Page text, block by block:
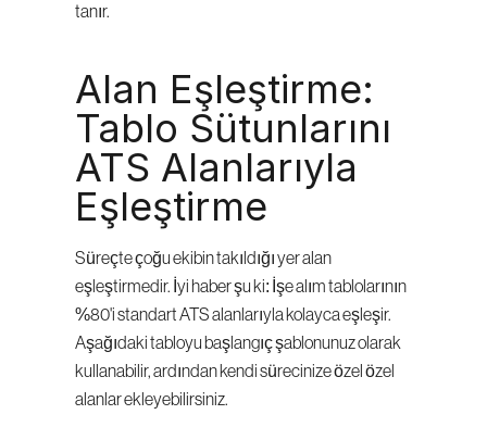
tanır.
Alan Eşleştirme:
Tablo Sütunlarını
ATS Alanlarıyla
Eşleştirme
Süreçte çoğu ekibin takıldığı yer alan
eşleştirmedir. İyi haber şu ki: İşe alım tablolarının
%80'i standart ATS alanlarıyla kolayca eşleşir.
Aşağıdaki tabloyu başlangıç şablonunuz olarak
kullanabilir, ardından kendi sürecinize özel özel
alanlar ekleyebilirsiniz.